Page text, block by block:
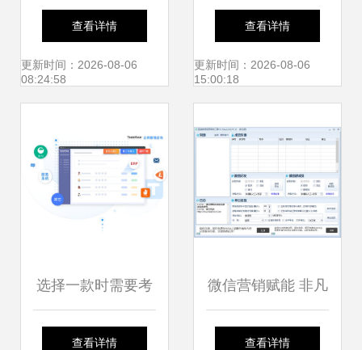
力量 专业直销系统
软件定制与品牌赋
查看详情
更新时间：2026-08-06
08:24:58
统使用手册 助力批
发与零售高效运营
查看详情
更新时间：2026-08-06
15:00:18
选择一款时需要考
虑的 18 个销售管
查看详情
微信营销赋能 非凡
软件站的网络软件
查看详情